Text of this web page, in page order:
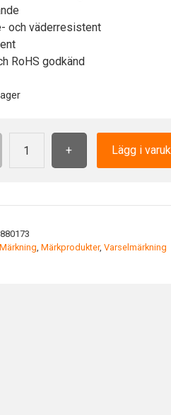
och väderresistent
RoHS godkänd
+ Lägg i
Märkning, Märkprodukter, Varselmärkning